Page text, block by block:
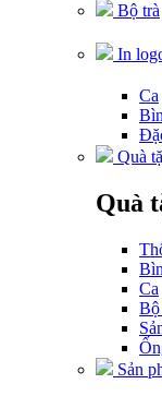
Bộ trà
In
Ca
Quà
Quà
Ca
Bộ
Sản